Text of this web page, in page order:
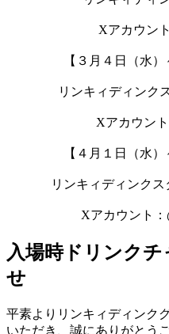
Xアカウン
【３月４日（水
リンキィディンク
Xアカウント
【４月１日（水
リンキィディンク
Xアカウント：
入場時ドリンク
せ
平素よりリンキィディンク
いただき、誠にありがとう